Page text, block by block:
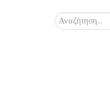
Αναζήτηση...